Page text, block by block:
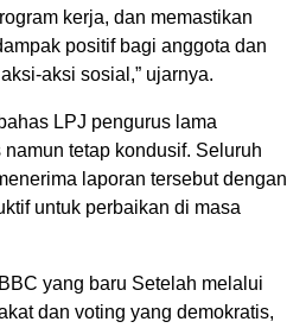
kerja, dan memastikan
positif bagi anggota dan
aksi sosial,” ujarnya.
LPJ pengurus lama
tetap kondusif. Seluruh
laporan tersebut dengan
untuk perbaikan di masa
yang baru Setelah melalui
dan voting yang demokratis,